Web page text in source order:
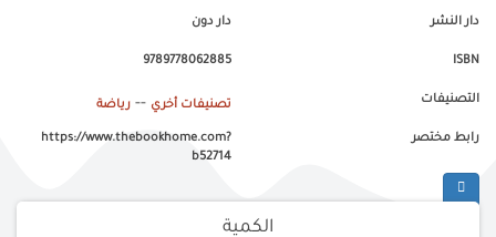
دار النشر دار دون
ISBN
9789778062885
التصنيفات تصنيفات أخري -- رياضة
رابط مختصر
https://www.thebookhome.com?
b52714
الكمية